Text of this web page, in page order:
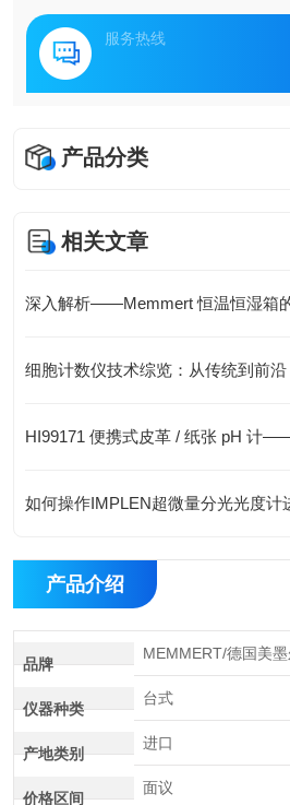
服务热线
产品分类
相关文章
深入解析——Memmert 恒温恒湿箱
细胞计数仪技术综览：从传统到前沿
如何操作IMPLEN超微量分光光度计
产品介绍
品牌
MEMMERT/德国美
仪器种类
台式
产地类别
进口
价格区间
面议